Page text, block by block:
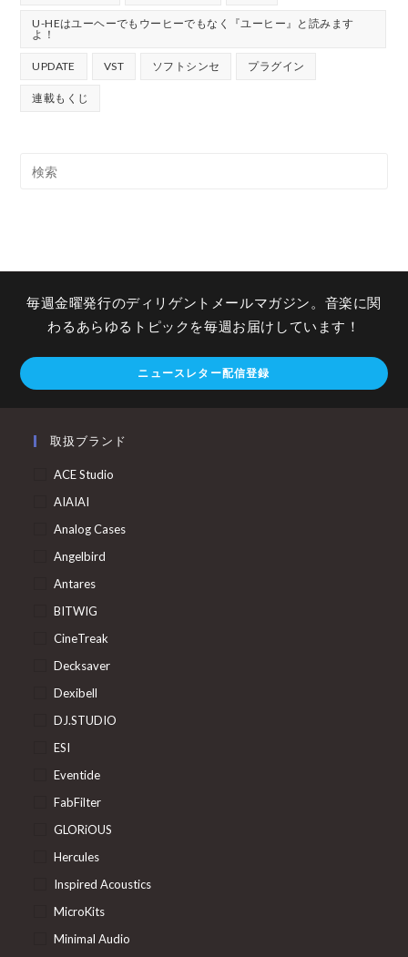
U-HEはユーヘーでもウーヒーでもなく『ユーヒー』と読みます
よ！
UPDATE VST ソフトシンセ プラグイン
連載もくじ
毎週金曜発行のディリゲントメールマガジン。音楽に関
わるあらゆるトピックを毎週お届けしています！
ニュースレター配信登録
取扱ブランド
ACE Studio
AIAIAI
Analog Cases
Angelbird
Antares
BITWIG
CineTreak
Decksaver
Dexibell
DJ.STUDIO
ESI
Eventide
FabFilter
GLORiOUS
Hercules
Inspired Acoustics
MicroKits
Minimal Audio